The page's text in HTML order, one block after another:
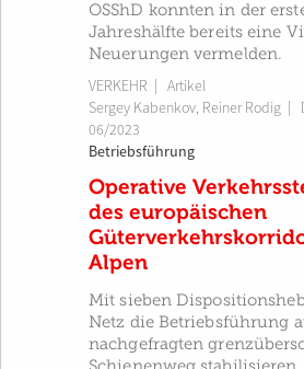
OSShD konnten in der
Jahreshälfte bereits eine
Neuerungen vermelden.
VERKEHR | Artikel
Sergey Kabenkov, Reiner Rodig
06/2023
Betriebsführung
Operative
des europäischen
Alpen
Mit sieben
Netz die Betriebsführung
nachgefragten